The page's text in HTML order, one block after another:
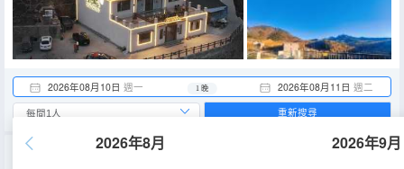
2026年08月10日 週一 2026年08月11日 週二
1 晚
2026年8月 2026年9月
重新搜尋